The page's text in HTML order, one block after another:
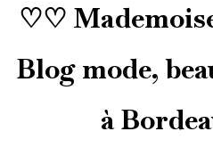
♡♡
Blog mode,
à